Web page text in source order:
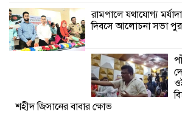
শ্যামনগরে জলবায়ু
প্রকল্পের অংশগ্রহণমূলক
রামপালে যথাযোগ্য
দিবসে আলোচনা সভা
শহীদ জিসানের বাবার ক্ষোভ